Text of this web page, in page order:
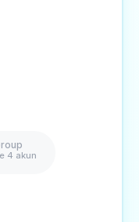
4 akun